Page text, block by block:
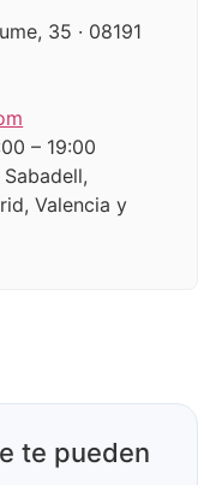
35 · 08191
– 19:00
Valencia y
te pueden